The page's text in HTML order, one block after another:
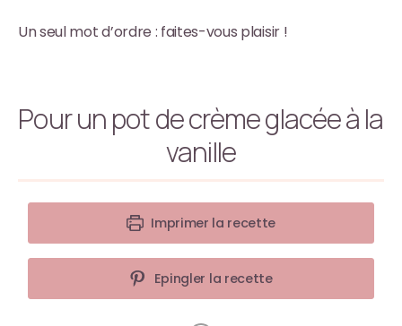
Un seul mot d’ordre : faites-vous plaisir !
Pour un pot de crème glacée à la
vanille
Imprimer la recette
Epingler la recette